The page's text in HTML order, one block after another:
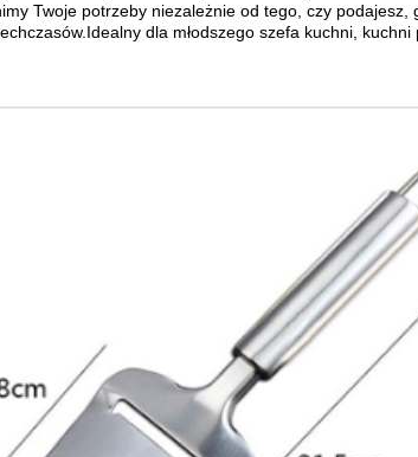
Twoje potrzeby niezależnie od tego, czy
dla młodszego szefa kuchni,